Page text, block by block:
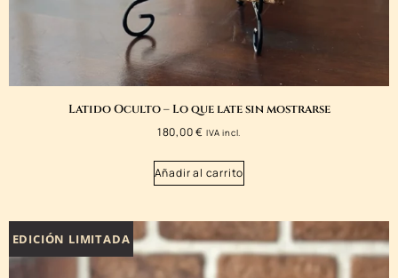
Latido Oculto – Lo que late sin mostrarse
180,00€ IVA incl.
Añadir al carrito
EDICIÓN LIMITADA